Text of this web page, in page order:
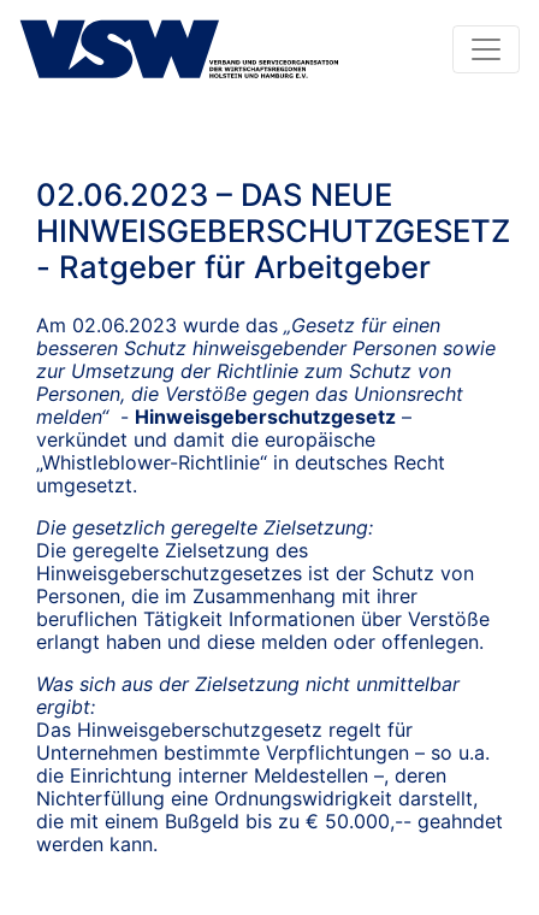
02.06.2023 – DAS NEUE
HINWEISGEBERSCHUTZGESETZ
- Ratgeber für Arbeitgeber
Am 02.06.2023 wurde das „Gesetz für einen
besseren Schutz hinweisgebender Personen sowie
zur Umsetzung der Richtlinie zum Schutz von
Personen, die Verstöße gegen das Unionsrecht
melden“- Hinweisgeberschutzgesetz –
verkündet und damit die europäische
„Whistleblower-Richtlinie“ in deutsches Recht
umgesetzt.
Die gesetzlich geregelte Zielsetzung:
Die geregelte Zielsetzung des
Hinweisgeberschutzgesetzes ist der Schutz von
Personen, die im Zusammenhang mit ihrer
beruflichen Tätigkeit Informationen über Verstöße
erlangt haben und diese melden oder offenlegen.
Was sich aus der Zielsetzung nicht unmittelbar
ergibt:
Das Hinweisgeberschutzgesetz regelt für
Unternehmen bestimmte Verpflichtungen – so u.a.
die Einrichtung interner Meldestellen –, deren
Nichterfüllung eine Ordnungswidrigkeit darstellt,
die mit einem Bußgeld bis zu € 50.000,-- geahndet
werden kann.